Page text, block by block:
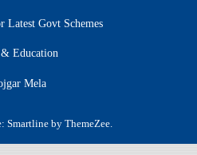
Latest Govt Schemes
& Education
Mela
Smartline by ThemeZee.